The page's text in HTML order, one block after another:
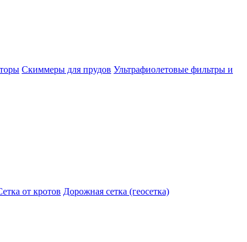
Скиммеры для прудов Ультрафиолетовые фильтры и
от кротов Дорожная сетка (геосетка)